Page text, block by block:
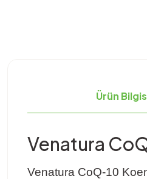
Ürün
Venatura
Venatura CoQ-10